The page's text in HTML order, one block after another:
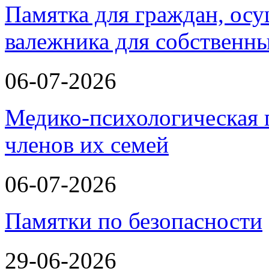
Памятка для граждан,
валежника для
06-07-2026
Медико-
членов их семей
06-07-2026
Памятки по безопасности
29-06-2026